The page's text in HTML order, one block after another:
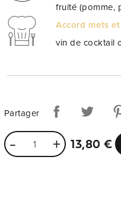
fruité (pomme,
Accord mets
vin de cocktail
Partager
13,80 €